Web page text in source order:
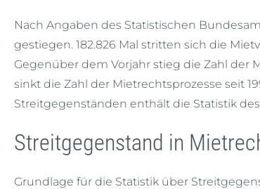
Nach Angaben des Statistischen
gestiegen. 182.826 Mal stritten sich die
Gegenüber dem Vorjahr stieg die Zahl der
sinkt die Zahl der Mietrechtsprozesse seit
Streitgegenständen enthält die Statistik
Streitgegenstand in
Grundlage für die Statistik über